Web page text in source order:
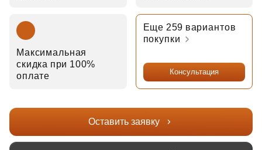
Максимальная
скидка при 100%
оплате
Еще 259 вариантов
покупки
Консультация
Оставить заявку